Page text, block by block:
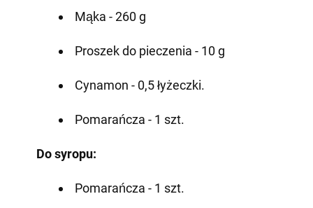
Mąka - 260 g
Proszek do pieczenia - 10 g
Cynamon - 0,5 łyżeczki.
Pomarańcza - 1 szt.
Do syropu:
Pomarańcza - 1 szt.